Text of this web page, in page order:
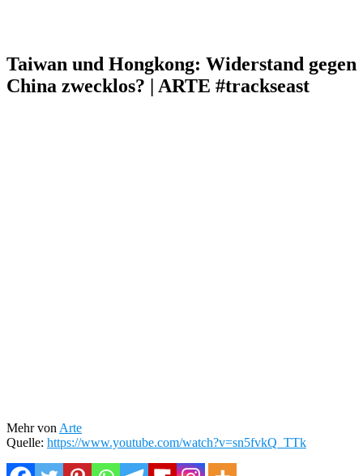
Taiwan und Hongkong: Widerstand gegen
China zwecklos? | ARTE #trackseast
Mehr von Arte
Quelle: https://www.youtube.com/watch?v=sn5fvkQ_TTk